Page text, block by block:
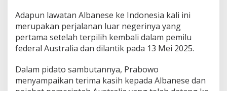
Adapun lawatan Albanese ke Indonesia kali ini
merupakan perjalanan luar negerinya yang
pertama setelah terpilih kembali dalam pemilu
federal Australia dan dilantik pada 13 Mei 2025.
Dalam pidato sambutannya, Prabowo
menyampaikan terima kasih kepada Albanese dan